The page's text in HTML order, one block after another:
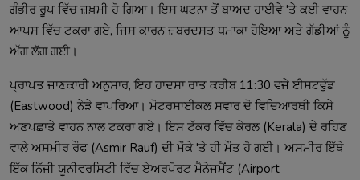
ਗੰਭੀਰ ਰੂਪ ਵਿੱਚ ਜ਼ਖ਼ਮੀ ਹੋ ਗਿਆ। ਇਸ ਘਟਨਾ ਤੋਂ ਬਾਅਦ ਹਾਈਵੇ 'ਤੇ ਕਈ ਵਾਹਨ
ਆਪਸ ਵਿੱਚ ਟਕਰਾ ਗਏ, ਜਿਸ ਕਾਰਨ ਜ਼ਬਰਦਸਤ ਧਮਾਕਾ ਹੋਇਆ ਅਤੇ ਗੱਡੀਆਂ ਨੂੰ
ਅੱਗ ਲੱਗ ਗਈ।
ਪ੍ਰਾਪਤ ਜਾਣਕਾਰੀ ਅਨੁਸਾਰ, ਇਹ ਹਾਦਸਾ ਰਾਤ ਕਰੀਬ 11:30 ਵਜੇ ਈਸਟਵੁੱਡ
(Eastwood) ਨੇੜੇ ਵਾਪਰਿਆ। ਮੋਟਰਸਾਈਕਲ ਸਵਾਰ ਦੋ ਵਿਦਿਆਰਥੀ ਕਿਸੇ
ਅਣਪਛਾਤੇ ਵਾਹਨ ਨਾਲ ਟਕਰਾ ਗਏ। ਇਸ ਟੱਕਰ ਵਿੱਚ ਕੇਰਲ (Kerala) ਦੇ ਰਹਿਣ
ਵਾਲੇ ਅਸਮੀਰ ਰੌਫ (Asmir Rauf) ਦੀ ਮੌਕੇ 'ਤੇ ਹੀ ਮੌਤ ਹੋ ਗਈ। ਅਸਮੀਰ ਇੱਥੇ
ਇੱਕ ਨਿੱਜੀ ਯੂਨੀਵਰਸਿਟੀ ਵਿੱਚ ਏਅਰਪੋਰਟ ਮੈਨੇਜਮੈਂਟ (Airport